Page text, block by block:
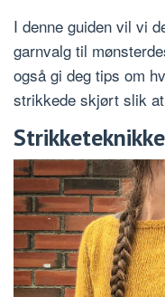
I denne guiden vil vi
garnvalg til
også gi deg tips om
strikkede skjørt slik